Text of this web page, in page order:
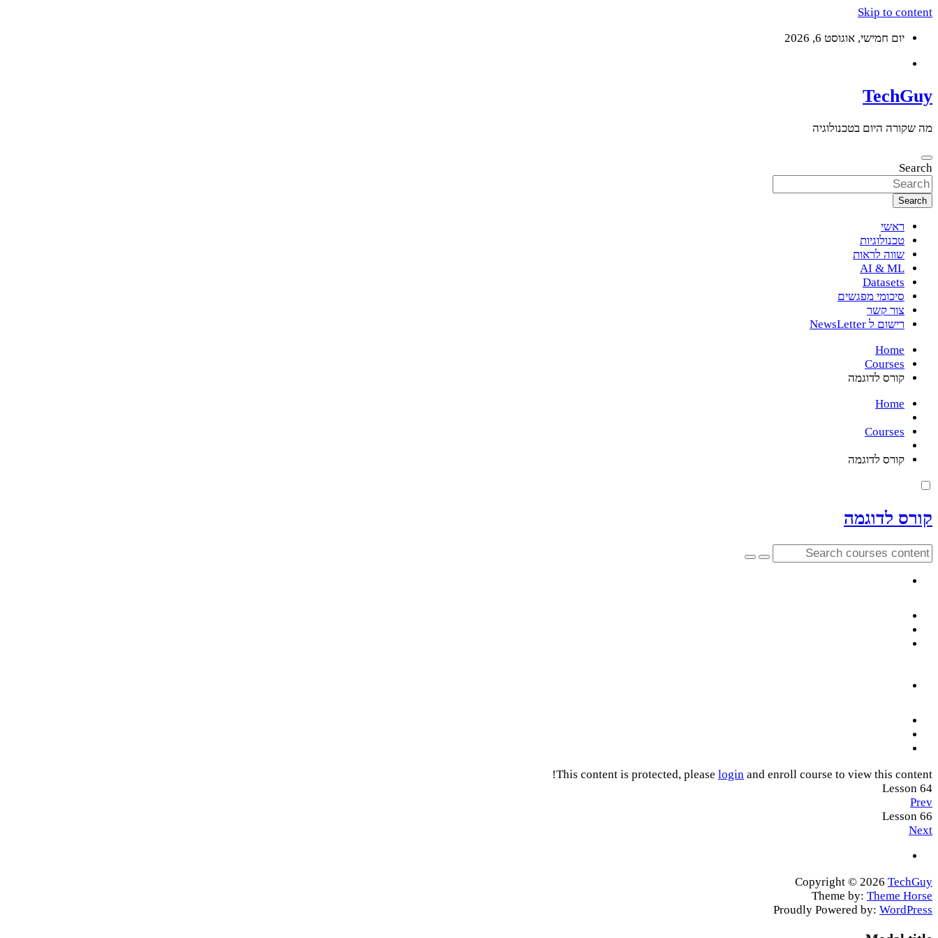
Skip to content
יום חמישי, אוגוסט 6, 2026
TechGuy
מה שקורה היום בטכנולוגיה
Search
Search
ראשי
טכנולוגיות
שווה לראות
AI & ML
Datasets
סיכומי מפגשים
צור קשר
רישום ל NewsLetter
Home
Courses
קורס לדוגמה
Home
Courses
קורס לדוגמה
קורס לדוגמה
This content is protected, please login and enroll course to view this content!
Lesson 64
Prev
Lesson 66
Next
Copyright © 2026 TechGuy
Theme by: Theme Horse
Proudly Powered by: WordPress